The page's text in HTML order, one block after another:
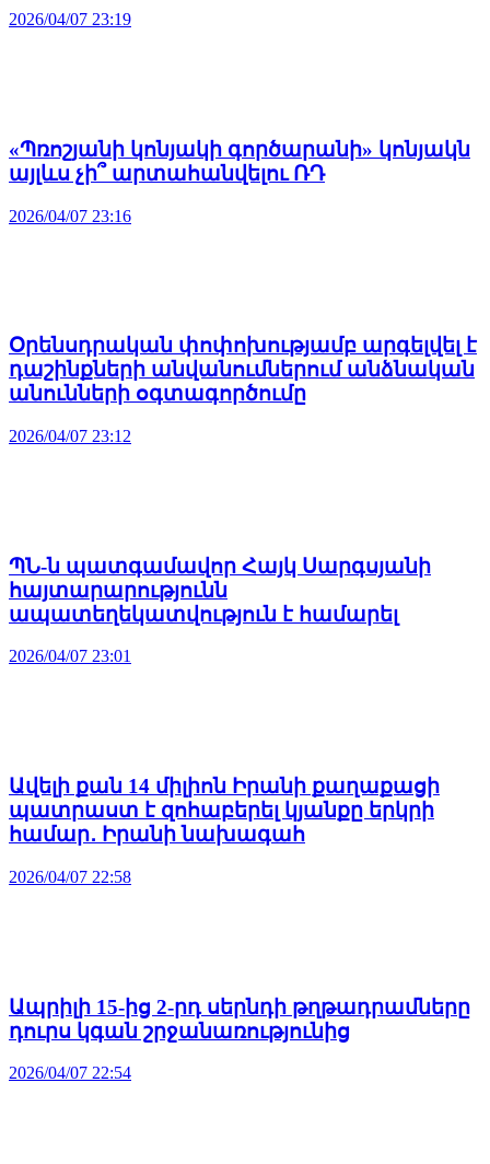
2026/04/07 23:19
«Պռոշյանի կոնյակի գործարանի» կոնյակն
այլևս չի՞ արտահանվելու ՌԴ
2026/04/07 23:16
Օրենսդրական փոփոխությամբ արգելվել է
դաշինքների անվանումներում անձնական
անունների օգտագործումը
2026/04/07 23:12
ՊՆ-ն պատգամավոր Հայկ Սարգսյանի
հայտարարությունն
ապատեղեկատվություն է համարել
2026/04/07 23:01
Ավելի քան 14 միլիոն Իրանի քաղաքացի
պատրաստ է զոհաբերել կյանքը երկրի
համար․ Իրանի նախագահ
2026/04/07 22:58
Ապրիլի 15-ից 2-րդ սերնդի թղթադրամները
դուրս կգան շրջանառությունից
2026/04/07 22:54